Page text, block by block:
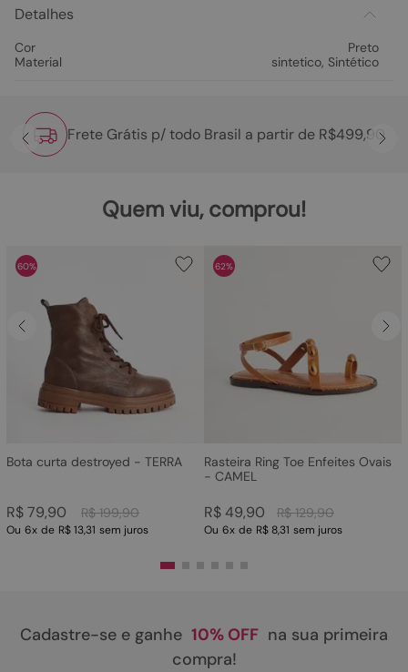
Detalhes
Cor
Preto
Material
sintetico, Sintético
Frete Grátis p/ todo Brasil a partir de R$499,90
Quem viu, comprou!
60%
Bota curta destroyed - TERRA
R$ 199,90
R$79,90
Ou 6x de R$ 13,31 sem juros
62%
Rasteira Ring Toe Enfeites Ovais
- CAMEL
R$ 129,90
R$49,90
Ou 6x de R$ 8,31 sem juros
Cadastre-se e ganhe 10% OFF na sua primeira
compra!